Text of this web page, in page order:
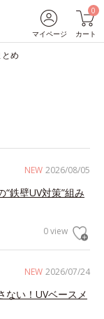
マイページ
0
カート
とめ
NEW 2026/08/05
鉄壁UV対策”組み
0 view
NEW 2026/07/24
ない！UVベースメ